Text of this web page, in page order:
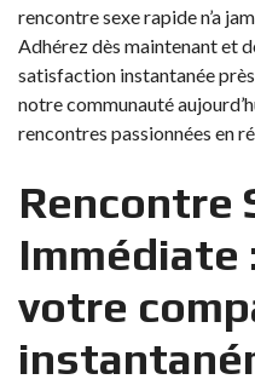
rencontre sexe rapide n’a
Adhérez dès maintenant et
satisfaction instantanée
notre communauté
rencontres passionnées en
Rencontre
Immédiate
votre